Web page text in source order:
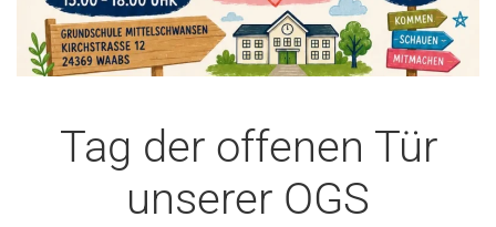
Tag der offenen Tür
unserer OGS